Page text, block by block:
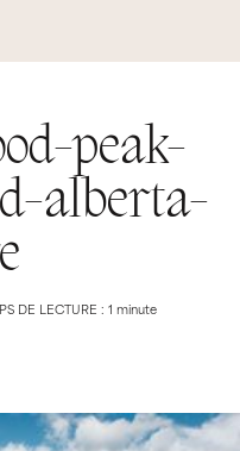
peak-
alberta-
DE LECTURE : 1 minute